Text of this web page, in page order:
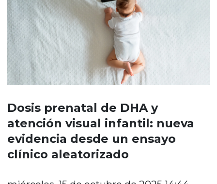
Dosis prenatal de DHA y
atención visual infantil: nueva
evidencia desde un ensayo
clínico aleatorizado